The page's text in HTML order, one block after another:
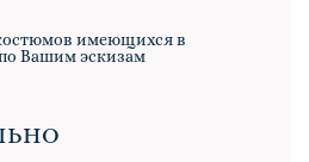
имеющихся в
Вашим эскизам